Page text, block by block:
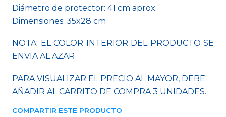
Diámetro de protector: 41 cm aprox.
Dimensiones: 35x28 cm
NOTA: EL COLOR INTERIOR DEL PRODUCTO SE
ENVIA AL AZAR
PARA VISUALIZAR EL PRECIO AL MAYOR, DEBE
AÑADIR AL CARRITO DE COMPRA 3 UNIDADES.
COMPARTIR ESTE PRODUCTO